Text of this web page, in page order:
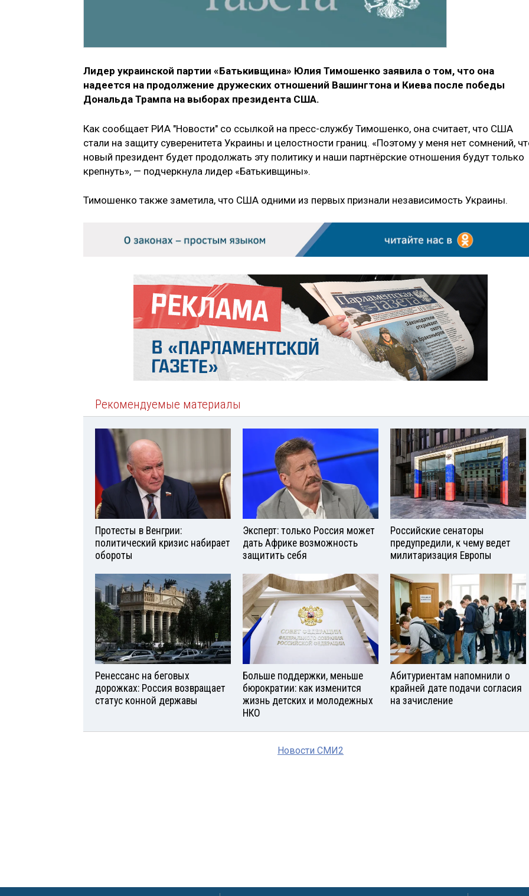
Лидер украинской партии «Батькивщина» Юлия Тимошенко заявила о том, что она
надеется на продолжение дружеских отношений Вашингтона и Киева после победы
Дональда Трампа на выборах президента США.
Как сообщает РИА "Новости" со ссылкой на пресс-службу Тимошенко, она считает, что США
стали на защиту суверенитета Украины и целостности границ. «Поэтому у меня нет сомнений,
новый президент будет продолжать эту политику и наши партнёрские отношения будут только
крепнуть», — подчеркнула лидер «Батькивщины».
Тимошенко также заметила, что США одними из первых признали независимость Украины.
Рекомендуемые материалы
Протесты в Венгрии:
политический кризис набирает
обороты
Эксперт: только Россия может
дать Африке возможность
защитить себя
Российские сенаторы
предупредили, к чему ведет
милитаризация Европы
Ренессанс на беговых
дорожках: Россия возвращает
статус конной державы
Больше поддержки, меньше
бюрократии: как изменится
жизнь детских и молодежных
НКО
Абитуриентам напомнили о
крайней дате подачи согласия
на зачисление
Новости СМИ2